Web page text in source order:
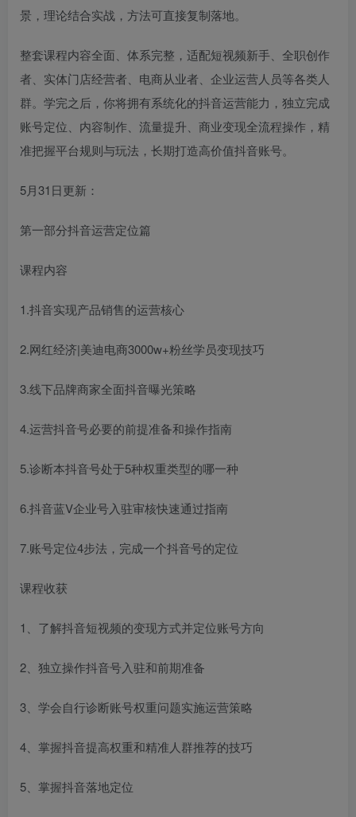
景，理论结合实战，方法可直接复制落地。
整套课程内容全面、体系完整，适配短视频新手、全职创作
者、实体门店经营者、电商从业者、企业运营人员等各类人
群。学完之后，你将拥有系统化的抖音运营能力，独立完成
账号定位、内容制作、流量提升、商业变现全流程操作，精
准把握平台规则与玩法，长期打造高价值抖音账号。
5月31日更新：
第一部分抖音运营定位篇
课程内容
1.抖音实现产品销售的运营核心
2.网红经济|美迪电商3000w+粉丝学员变现技巧
3.线下品牌商家全面抖音曝光策略
4.运营抖音号必要的前提准备和操作指南
5.诊断本抖音号处于5种权重类型的哪一种
6.抖音蓝V企业号入驻审核快速通过指南
7.账号定位4步法，完成一个抖音号的定位
课程收获
1、了解抖音短视频的变现方式并定位账号方向
2、独立操作抖音号入驻和前期准备
3、学会自行诊断账号权重问题实施运营策略
4、掌握抖音提高权重和精准人群推荐的技巧
5、掌握抖音落地定位